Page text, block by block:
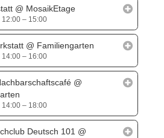
@ MosaikEtage
12:00 – 15:00
@ Familiengarten
14:00 – 16:00
@
14:00 – 18:00
Deutsch 101 @